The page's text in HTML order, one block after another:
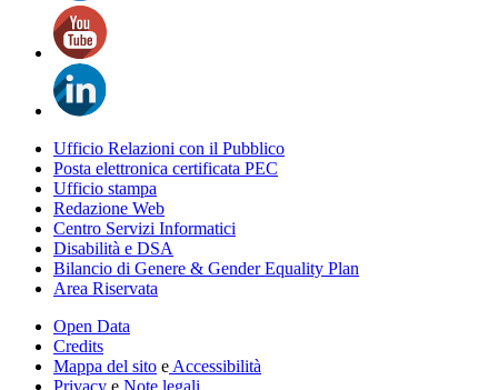
Ufficio Relazioni con il Pubblico
Posta elettronica certificata PEC
Ufficio stampa
Redazione Web
Centro Servizi Informatici
Disabilità e DSA
Bilancio di Genere & Gender Equality Plan
Area Riservata
Open Data
Credits
Mappa del sito e Accessibilità
Privacy e Note legali